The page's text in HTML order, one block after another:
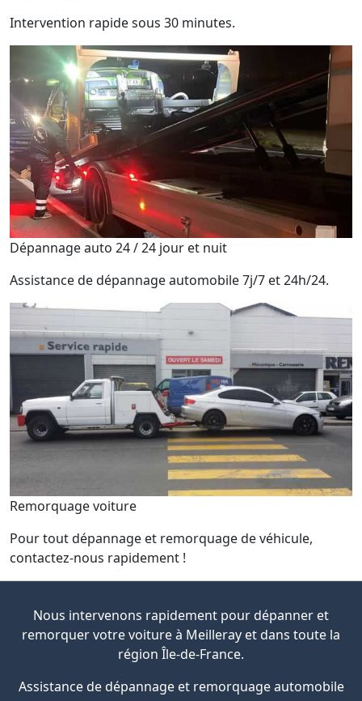
Intervention rapide sous 30 minutes.
Dépannage auto 24 / 24 jour et nuit
Assistance de dépannage automobile 7j/7 et 24h/24.
Remorquage voiture
Pour tout dépannage et remorquage de véhicule,
contactez-nous rapidement !
Nous intervenons rapidement pour dépanner et
remorquer votre voiture à Meilleray et dans toute la
région Île-de-France.
Assistance de dépannage et remorquage automobile